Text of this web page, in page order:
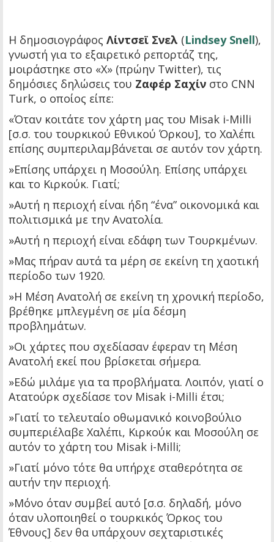
Η δημοσιογράφος Λίντσεϊ Σνελ (Lindsey Snell),
γνωστή για το εξαιρετικό ρεπορτάζ της,
μοιράστηκε στο «Χ» (πρώην Twitter), τις
δημόσιες δηλώσεις του Ζαφέρ Σαχίν στο CNN
Turk, ο οποίος είπε:
«Όταν κοιτάτε τον χάρτη μας του Misak i-Milli
[σ.σ. του τουρκικού Εθνικού Όρκου], το Χαλέπι
επίσης συμπεριλαμβάνεται σε αυτόν τον χάρτη.
»Επίσης υπάρχει η Μοσούλη. Επίσης υπάρχει
και το Κιρκούκ. Γιατί;
»Αυτή η περιοχή είναι ήδη “ένα” οικονομικά και
πολιτισμικά με την Ανατολία.
»Αυτή η περιοχή είναι εδάφη των Τουρκμένων.
»Μας πήραν αυτά τα μέρη σε εκείνη τη χαοτική
περίοδο των 1920.
»Η Μέση Ανατολή σε εκείνη τη χρονική περίοδο,
βρέθηκε μπλεγμένη σε μία δέσμη
προβλημάτων.
»Οι χάρτες που σχεδίασαν έφεραν τη Μέση
Ανατολή εκεί που βρίσκεται σήμερα.
»Εδώ μιλάμε για τα προβλήματα. Λοιπόν, γιατί ο
Ατατούρκ σχεδίασε τον Misak i-Milli έτσι;
»Γιατί το τελευταίο οθωμανικό κοινοβούλιο
συμπεριέλαβε Χαλέπι, Κιρκούκ και Μοσούλη σε
αυτόν το χάρτη του Misak i-Milli;
»Γιατί μόνο τότε θα υπήρχε σταθερότητα σε
αυτήν την περιοχή.
»Μόνο όταν συμβεί αυτό [σ.σ. δηλαδή, μόνο
όταν υλοποιηθεί ο τουρκικός Όρκος του
Έθνους] δεν θα υπάρχουν σεχταριστικές